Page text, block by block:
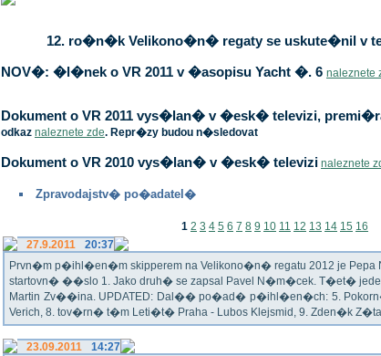
12. ro�n�k Velikono�n� regaty se uskute�nil v
NOV�: �l�nek o VR 2011 v �asopisu Yacht �. 6 naleznete
Dokument o VR 2011 vys�lan� v �esk� televizi,
odkaz naleznete zde. Repr�zy budou n�sledovat
Dokument o VR 2010 vys�lan� v �esk� televizi naleznete
Zpravodajstv� po�adatel�
1 2 3 4 5 6 7 8 9 10 11 12 13 14 15 16
27.9.2011
20:37
Prvn�m p�ihl�en�m skipperem na Velikono�n� regatu 2012 je Pepa
startovn� ��slo 1. Jako druh� se zapsal Pavel N�m�cek. T�et�
Martin Zv��ina. UPDATED: Dal�� po�ad� p�ihl�en�ch: 5.
Verich, 8. tov�rn� t�m Leti�t� Praha - Lubos Klejsmid, 9. Zden�k
23.09.2011
14:27